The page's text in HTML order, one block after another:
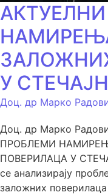
У
Доц. др Марко
Доц. др Марко
ПРОБЛЕМИ
ПОВЕРИЛАЦА У
се анализирају
заложних поверилаца